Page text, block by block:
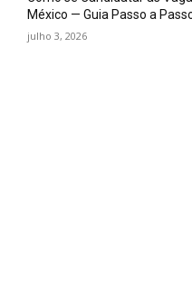
México — Guia Passo a
julho 3, 2026